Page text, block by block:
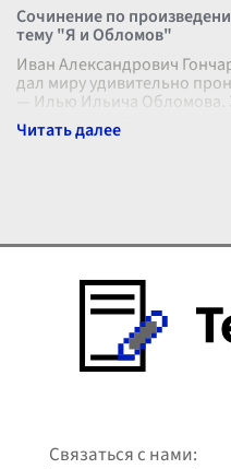
Сочинение по
тему "Я и Обломов"
Иван Александрович
дал миру удивительно
— Илью Ильича Обломова.
может показаться про
Связаться с нами: